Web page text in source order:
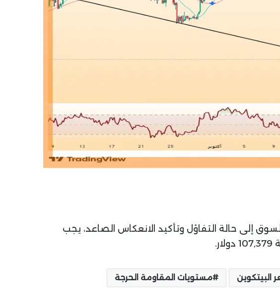
إلى حالة التفاؤل وتأكيد الانعكاس الصاعد، يجب
البيتكوين مستويات المقاومة الحرجة